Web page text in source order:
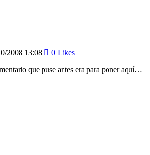
2008 13:08 0 Likes
que puse antes era para poner aquí…